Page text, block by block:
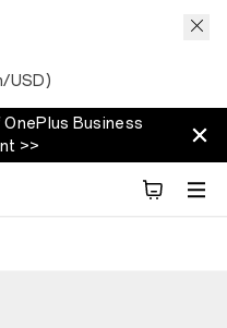
USD)
Business
>>